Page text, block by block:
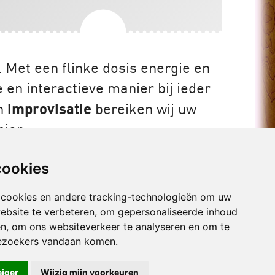
en andere tracking-technologieën om uw
te verbeteren, om gepersonaliseerde inhoud
om ons websiteverkeer te analyseren en om te
vandaan komen.
Wijzig mijn voorkeuren
een flinke dosis energie en
interactieve manier bij ieder
improvisatie bereiken wij uw
zelfredzaamheid
toekomst van goede zorg
interactieve voorstellingen verzorgen in het
we goede zorg bieden in een tijd waarin de
bieden?
dat het goed komt.